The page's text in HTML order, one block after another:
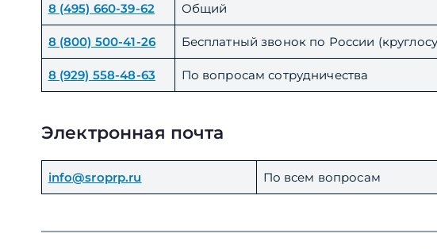
8 (495) 660-39-62 Общий
8 (800) 500-41-26 Бесплатный звонок по России
8 (929) 558-48-63 По вопросам сотрудничества
Электронная почта
info@sroprp.ru По всем вопросам